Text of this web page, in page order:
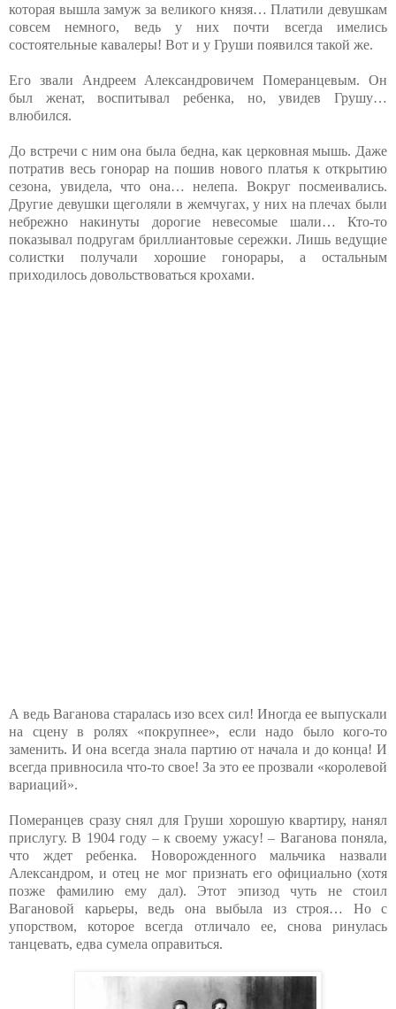
которая вышла замуж за великого князя… Платили девушкам
совсем немного, ведь у них почти всегда имелись
состоятельные кавалеры! Вот и у Груши появился такой же.
Его звали Андреем Александровичем Померанцевым. Он
был женат, воспитывал ребенка, но, увидев Грушу…
влюбился.
До встречи с ним она была бедна, как церковная мышь. Даже
потратив весь гонорар на пошив нового платья к открытию
сезона, увидела, что она… нелепа. Вокруг посмеивались.
Другие девушки щеголяли в жемчугах, у них на плечах были
небрежно накинуты дорогие невесомые шали… Кто-то
показывал подругам бриллиантовые сережки. Лишь ведущие
солистки получали хорошие гонорары, а остальным
приходилось довольствоваться крохами.
А ведь Ваганова старалась изо всех сил! Иногда ее выпускали
на сцену в ролях «покрупнее», если надо было кого-то
заменить. И она всегда знала партию от начала и до конца! И
всегда привносила что-то свое! За это ее прозвали «королевой
вариаций».
Померанцев сразу снял для Груши хорошую квартиру, нанял
прислугу. В 1904 году – к своему ужасу! – Ваганова поняла,
что ждет ребенка. Новорожденного мальчика назвали
Александром, и отец не мог признать его официально (хотя
позже фамилию ему дал). Этот эпизод чуть не стоил
Вагановой карьеры, ведь она выбыла из строя… Но с
упорством, которое всегда отличало ее, снова ринулась
танцевать, едва сумела оправиться.